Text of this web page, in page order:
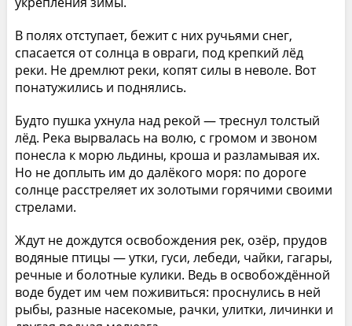
В полях отступает, бежит с них ручьями снег,
спасается от солнца в овраги, под крепкий лёд
реки. Не дремлют реки, копят силы в неволе. Вот
понатужились и поднялись.
Будто пушка ухнула над рекой — треснул толстый
лёд. Река вырвалась на волю, с громом и звоном
понесла к морю льдины, кроша и разламывая их.
Но не доплыть им до далёкого моря: по дороге
солнце расстреляет их золотыми горячими своими
стрелами.
Ждут не дождутся освобождения рек, озёр, прудов
водяные птицы — утки, гуси, лебеди, чайки, гагары,
речные и болотные кулики. Ведь в освобождённой
воде будет им чем поживиться: проснулись в ней
рыбы, разные насекомые, рачки, улитки, личинки и